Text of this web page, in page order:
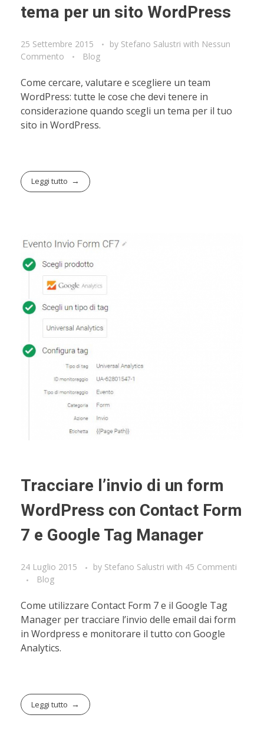
tema per un sito WordPress
25 Settembre 2015 by Stefano Salustri with Nessun
Commento
Blog
Come cercare, valutare e scegliere un team
WordPress: tutte le cose che devi tenere in
considerazione quando scegli un tema per il tuo
sito in WordPress.
Leggi tutto
Tracciare l’invio di un form
WordPress con Contact Form
7 e Google Tag Manager
24 Luglio 2015 by Stefano Salustri with 45 Commenti
Blog
Come utilizzare Contact Form 7 e il Google Tag
Manager per tracciare l’invio delle email dai form
in Wordpress e monitorare il tutto con Google
Analytics.
Leggi tutto